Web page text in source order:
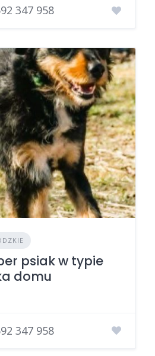
347 958
psiak w typie
domu
347 958